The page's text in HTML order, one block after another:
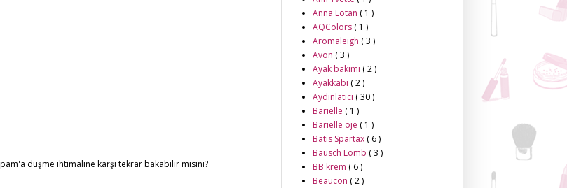
düşme ihtimaline karşı tekrar bakabilir misini?
Anna Lotan ( 1 )
AQColors ( 1 )
Aromaleigh ( 3 )
Avon ( 3 )
Ayak bakımı ( 2 )
Ayakkabı ( 2 )
Aydınlatıcı ( 30 )
Barielle ( 1 )
Barielle oje ( 1 )
Batis Spartax ( 6 )
Bausch Lomb ( 3 )
BB krem ( 6 )
Beaucon ( 2 )